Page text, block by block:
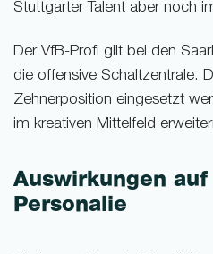
Stuttgarter Talent aber noch
Der VfB-Profi gilt bei den
die offensive Schaltzentrale.
Zehnerposition eingesetzt
im kreativen Mittelfeld
Auswirkungen auf
Personalie